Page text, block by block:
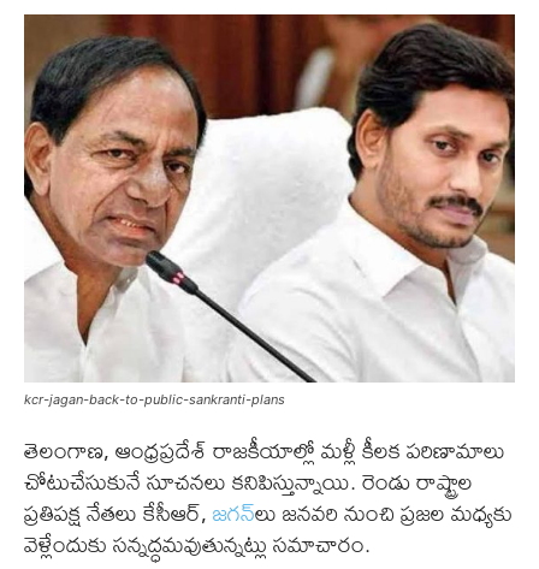
kcr-jagan-back-to-public-sankranti-plans
తెలంగాణ, ఆంధ్రప్రదేశ్ రాజకీయాల్లో మళ్లీ కీలక పరిణామాలు
చోటుచేసుకునే సూచనలు కనిపిస్తున్నాయి. రెండు రాష్ట్రాల
ప్రతిపక్ష నేతలు కేసీఆర్,జగన్‌లు జనవరి నుంచి ప్రజల మధ్యకు
వెళ్లేందుకు సన్నద్ధమవుతున్నట్లు సమాచారం.